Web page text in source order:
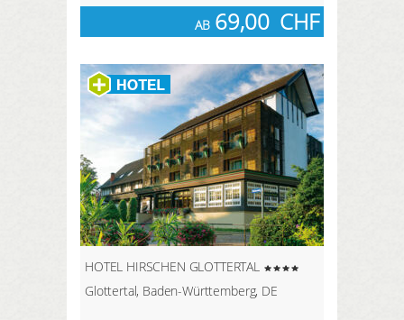
AB69,00 CHF
HOTEL HIRSCHEN GLOTTERTAL
Glottertal, Baden-Württemberg, DE